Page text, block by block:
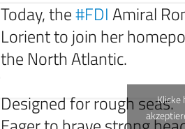
Today, the#FDIAmiral
Lorient to join her
the North Atlantic.
Designed for rough seas.
Klicke